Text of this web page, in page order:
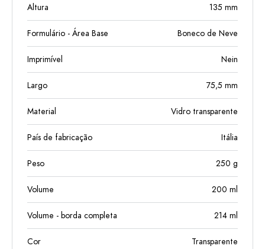
Altura 135 mm
Formulário - Área Base Boneco de Neve
Imprimível Nein
Largo 75,5 mm
Material Vidro transparente
País de fabricação Itália
Peso 250 g
Volume 200 ml
Volume - borda completa 214 ml
Cor Transparente